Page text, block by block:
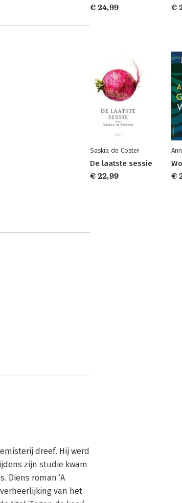
dreef. Hij werd
zijn studie kwam
Diens roman ‘A
van het
€ 24,99
€
Saskia de Coster
De laatste sessie
€ 22,99
€